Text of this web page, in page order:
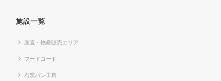
施設一覧
産直・物産販売エリア
フードコート
石窯パン工房